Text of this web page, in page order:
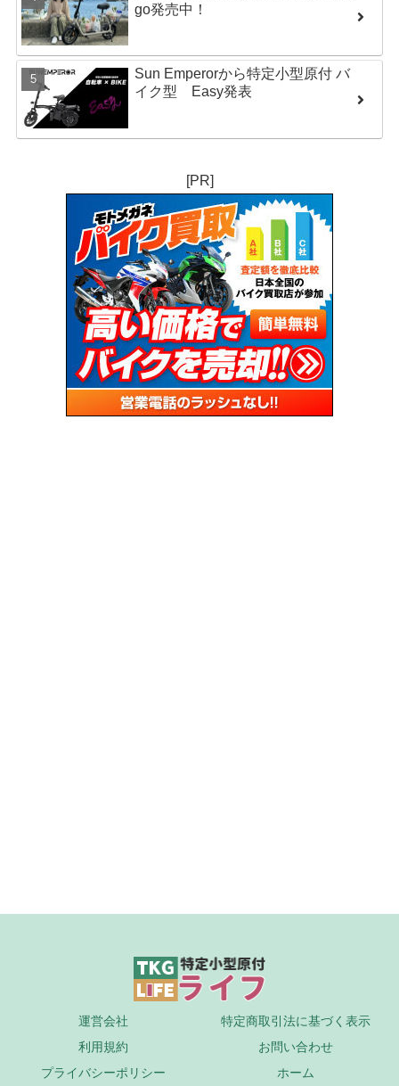
go発売中！
Sun Emperorから特定小型原付 バ
イク型 Easy発表
[PR]
運営会社
特定商取引法に基づく表示
利用規約
お問い合わせ
プライバシーポリシー
ホーム